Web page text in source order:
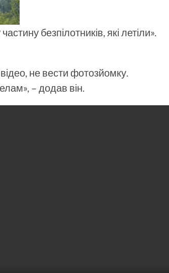
безпілотників, які летіли».
не вести фотозйомку.
– додав він.